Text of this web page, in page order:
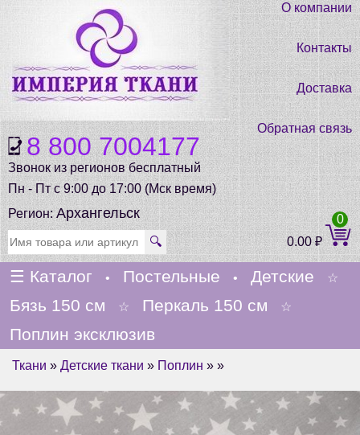
8 800 7004177
Звонок из регионов бесплатный
Пн - Пт с 9:00 до 17:00 (Мск время)
О компании
Контакты
Доставка
Обратная связь
Регион:Архангельск
🔍 0.00₽
0
☰ Каталог • Постельные • Детские ☆
Бязь 150 см ☆ Перкаль 150 см ☆
Поплин эксклюзив
Ткани » Детские ткани » Поплин » »